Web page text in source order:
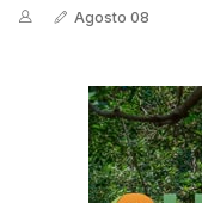
Agosto 08